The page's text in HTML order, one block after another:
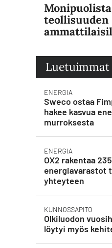
teollisuuden
Luetuimmat
ENERGIA
Sweco ostaa
hakee kasvua
murroksesta
ENERGIA
OX2 rakentaa
energiavarastot
yhteyteen
KUNNOSSAPITO
Olkiluodon
löytyi myös